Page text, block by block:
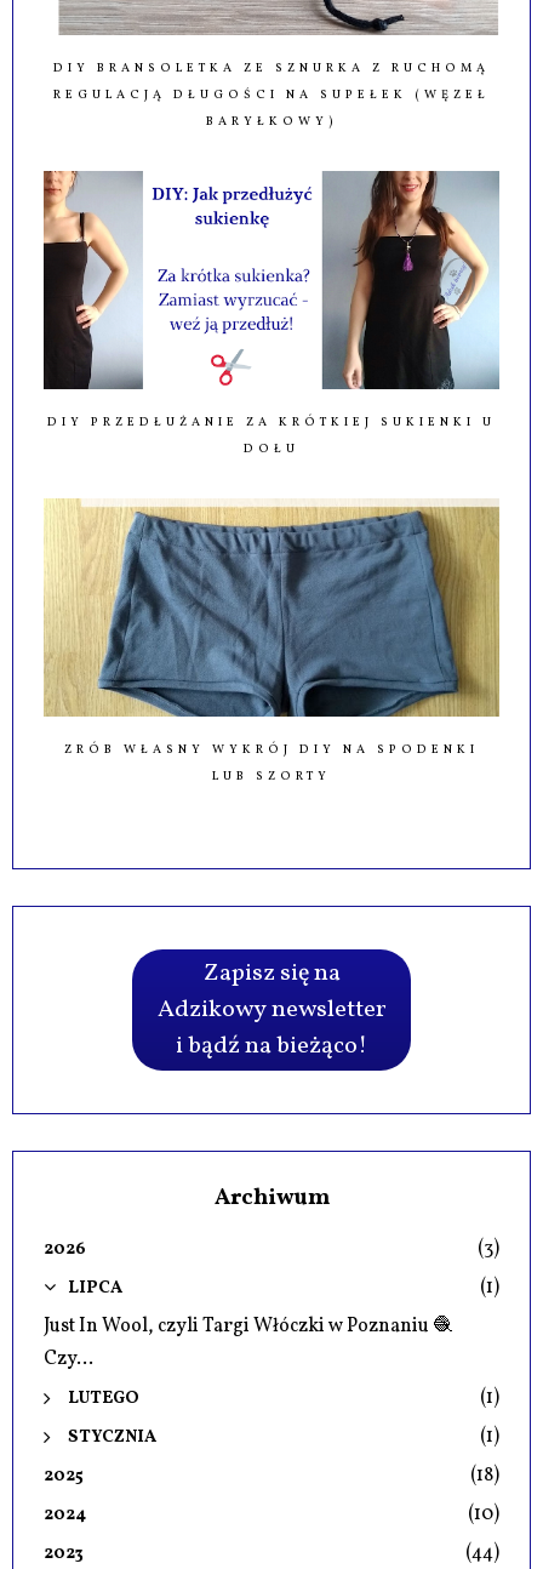
DIY BRANSOLETKA ZE SZNURKA Z RUCHOMĄ
REGULACJĄ DŁUGOŚCI NA SUPEŁEK (WĘZEŁ
BARYŁKOWY)
DIY PRZEDŁUŻANIE ZA KRÓTKIEJ SUKIENKI U
DOŁU
ZRÓB WŁASNY WYKRÓJ DIY NA SPODENKI
LUB SZORTY
Zapisz się na
Adzikowy newsletter
i bądź na bieżąco!
Archiwum
2026 (3)
LIPCA
(1)
Just In Wool, czyli Targi Włóczki w Poznaniu 🧶
Czy...
LUTEGO (1)
STYCZNIA (1)
2025 (18)
2024 (10)
2023 (44)